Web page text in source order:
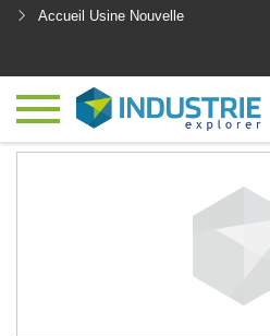
Accueil Usine Nouvelle